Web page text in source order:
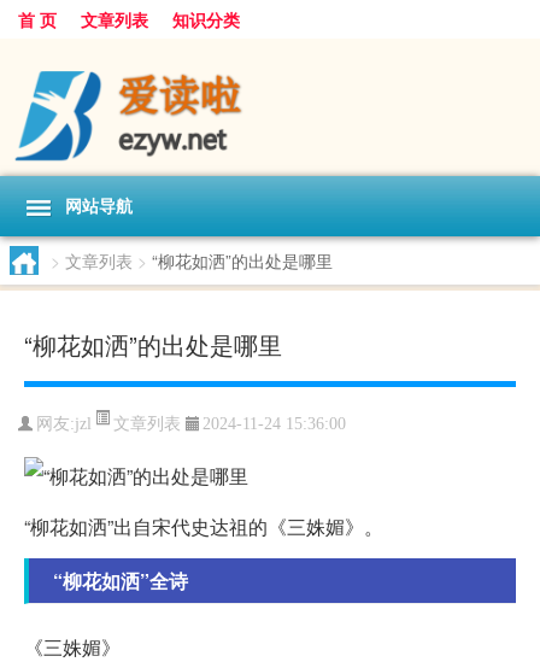
首 页 文章列表 知识分类
网站导航
> 文章列表 > “柳花如洒”的出处是哪里
“柳花如洒”的出处是哪里
网友:jzl 文章列表 2024-11-24 15:36:00
“柳花如洒”出自宋代史达祖的《三姝媚》。
“柳花如洒”全诗
《三姝媚》